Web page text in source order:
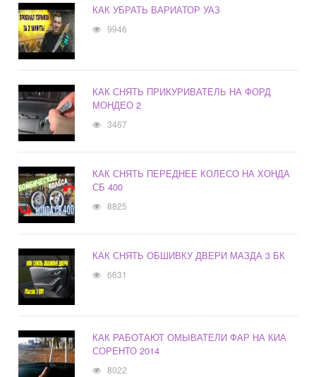
КАК УБРАТЬ ВАРИАТОР УАЗ
9946
КАК СНЯТЬ ПРИКУРИВАТЕЛЬ НА ФОРД
МОНДЕО 2
3467
КАК СНЯТЬ ПЕРЕДНЕЕ КОЛЕСО НА ХОНДА
СБ 400
8825
КАК СНЯТЬ ОБШИВКУ ДВЕРИ МАЗДА 3 БК
6631
КАК РАБОТАЮТ ОМЫВАТЕЛИ ФАР НА КИА
СОРЕНТО 2014
8022